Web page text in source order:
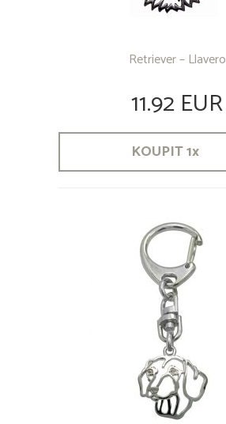
Retriever – Llavero
11.92 EUR
KOUPIT1x